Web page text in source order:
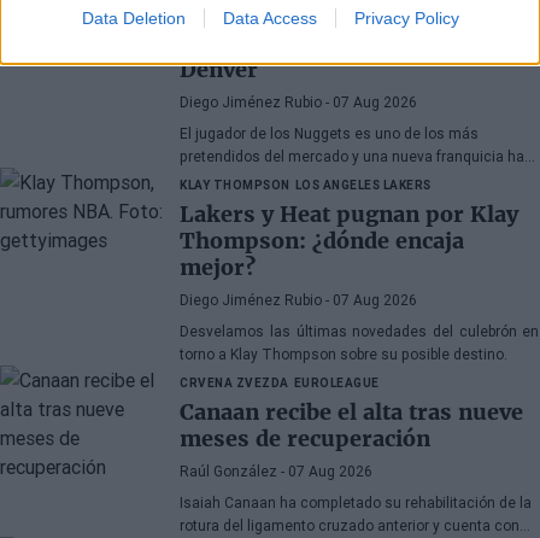
Data Deletion Data Access Privacy Policy
Peyton Watson, entre Clippers,
Denver
Diego Jiménez Rubio - 07 Aug 2026
El jugador de los Nuggets es uno de los más
pretendidos del mercado y una nueva franquicia ha
entrado en la puja.
KLAY THOMPSON LOS ANGELES LAKERS
Lakers y Heat pugnan por Klay
Thompson: ¿dónde encaja
mejor?
Diego Jiménez Rubio - 07 Aug 2026
Desvelamos las últimas novedades del culebrón en
torno a Klay Thompson sobre su posible destino.
CRVENA ZVEZDA EUROLEAGUE
Canaan recibe el alta tras nueve
meses de recuperación
Raúl González - 07 Aug 2026
Isaiah Canaan ha completado su rehabilitación de la
rotura del ligamento cruzado anterior y cuenta con